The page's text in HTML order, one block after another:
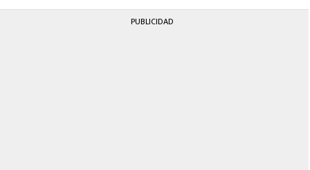
PUBLICIDAD